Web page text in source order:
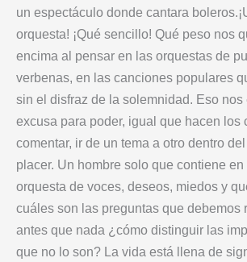
un espectáculo donde cantara
orquesta! ¡Qué sencillo! Qué peso nos
encima al pensar en las orquestas de
verbenas, en las canciones populares
sin el disfraz de la solemnidad. Eso
excusa para poder, igual que hacen los
comentar, ir de un tema a otro dentro
placer. Un hombre solo que contiene
orquesta de voces, deseos, miedos y
cuáles son las preguntas que debemos
antes que nada ¿cómo distinguir las
que no lo son? La vida está llena de